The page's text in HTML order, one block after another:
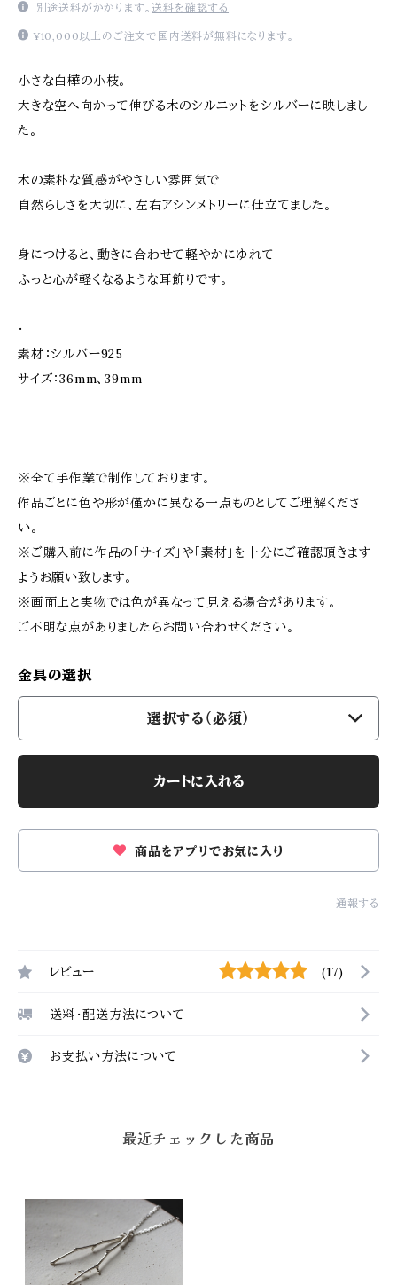
別途送料がかかります。送料を確認する
¥10,000以上のご注文で国内送料が無料になります。
小さな白樺の小枝。
大きな空へ向かって伸びる木のシルエットをシルバーに映しまし
た。
木の素朴な質感がやさしい雰囲気で
自然らしさを大切に、左右アシンメトリーに仕立てました。
身につけると、動きに合わせて軽やかにゆれて
ふっと心が軽くなるような耳飾りです。
・
素材：シルバー925
サイズ：36mm、39mm
※全て手作業で制作しております。
作品ごとに色や形が僅かに異なる一点ものとしてご理解くださ
い。
※ご購入前に作品の「サイズ」や「素材」を十分にご確認頂きます
ようお願い致します。
※画面上と実物では色が異なって見える場合があります。
ご不明な点がありましたらお問い合わせください。
金具の選択
選択する（必須）
カートに入れる
商品をアプリでお気に入り
通報する
レビュー (17)
送料・配送方法について
お支払い方法について
最近チェックした商品